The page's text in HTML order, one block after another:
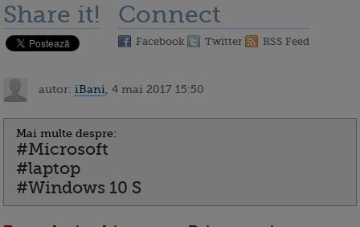
Share it! Connect
Facebook Twitter RSS Feed
autor: iBani , 4 mai 2017 15:50
Mai multe despre:
#Microsoft
#laptop
#Windows 10 S